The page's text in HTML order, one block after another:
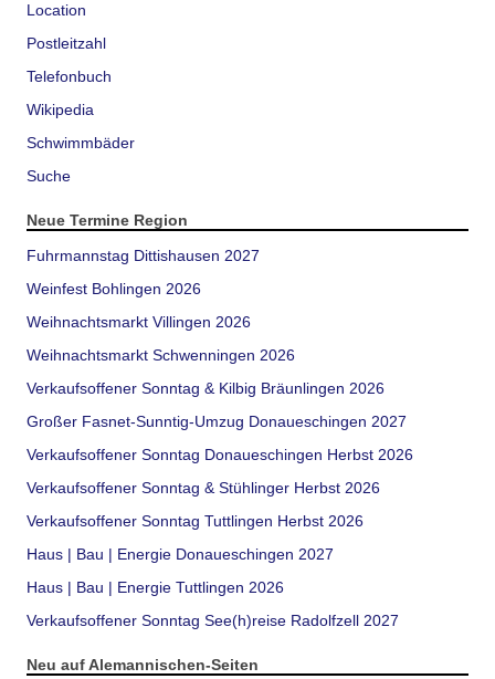
Location
Postleitzahl
Telefonbuch
Wikipedia
Schwimmbäder
Suche
Neue Termine Region
Fuhrmannstag Dittishausen 2027
Weinfest Bohlingen 2026
Weihnachtsmarkt Villingen 2026
Weihnachtsmarkt Schwenningen 2026
Verkaufsoffener Sonntag & Kilbig Bräunlingen 2026
Großer Fasnet-Sunntig-Umzug Donaueschingen 2027
Verkaufsoffener Sonntag Donaueschingen Herbst 2026
Verkaufsoffener Sonntag & Stühlinger Herbst 2026
Verkaufsoffener Sonntag Tuttlingen Herbst 2026
Haus | Bau | Energie Donaueschingen 2027
Haus | Bau | Energie Tuttlingen 2026
Verkaufsoffener Sonntag See(h)reise Radolfzell 2027
Neu auf Alemannischen-Seiten